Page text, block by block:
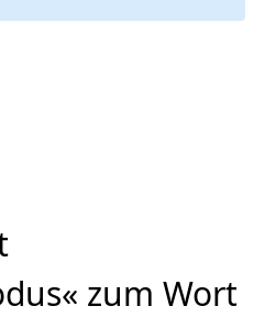
zum Wort